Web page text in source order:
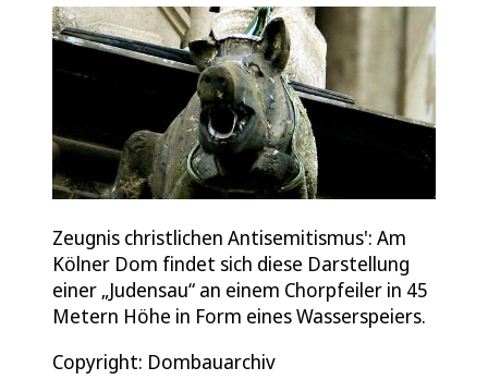
Zeugnis christlichen Antisemitismus': Am
Kölner Dom findet sich diese Darstellung
einer „Judensau“ an einem Chorpfeiler in 45
Metern Höhe in Form eines Wasserspeiers.
Copyright: Dombauarchiv